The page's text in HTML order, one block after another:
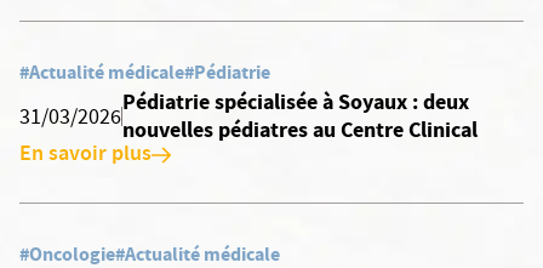
#Actualité médicale#Pédiatrie
31/03/2026
Pédiatrie spécialisée à Soyaux : deux
nouvelles pédiatres au Centre Clinical
En savoir plus
#Oncologie#Actualité médicale